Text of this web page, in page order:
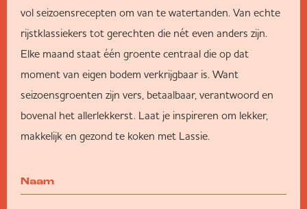
vol seizoensrecepten om van te watertanden. Van echte
rijstklassiekers tot gerechten die nét even anders zijn.
Elke maand staat één groente centraal die op dat
moment van eigen bodem verkrijgbaar is. Want
seizoensgroenten zijn vers, betaalbaar, verantwoord en
bovenal het allerlekkerst. Laat je inspireren om lekker,
makkelijk en gezond te koken met Lassie.